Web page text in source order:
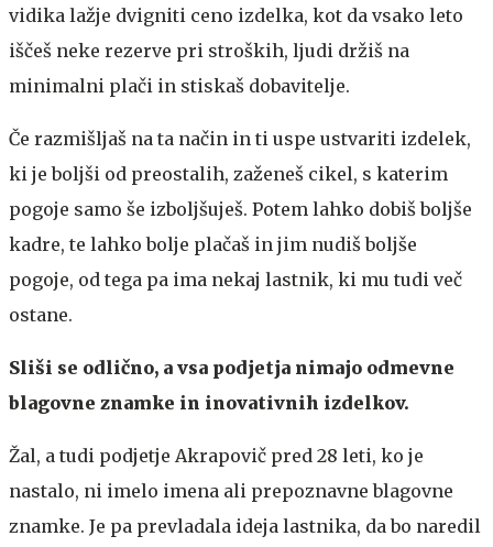
vidika lažje dvigniti ceno izdelka, kot da vsako leto
iščeš neke rezerve pri stroških, ljudi držiš na
minimalni plači in stiskaš dobavitelje.
Če razmišljaš na ta način in ti uspe ustvariti izdelek,
ki je boljši od preostalih, zaženeš cikel, s katerim
pogoje samo še izboljšuješ. Potem lahko dobiš boljše
kadre, te lahko bolje plačaš in jim nudiš boljše
pogoje, od tega pa ima nekaj lastnik, ki mu tudi več
ostane.
Sliši se odlično, a vsa podjetja nimajo odmevne
blagovne znamke in inovativnih izdelkov.
Žal, a tudi podjetje Akrapovič pred 28 leti, ko je
nastalo, ni imelo imena ali prepoznavne blagovne
znamke. Je pa prevladala ideja lastnika, da bo naredil